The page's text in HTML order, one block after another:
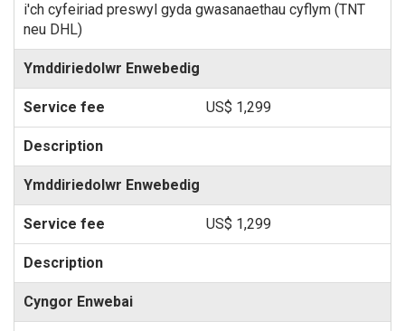
i'ch cyfeiriad preswyl gyda gwasanaethau cyflym (TNT
neu DHL)
Ymddiriedolwr Enwebedig
US$ 1,299
Ymddiriedolwr Enwebedig
US$ 1,299
Cyngor Enwebai